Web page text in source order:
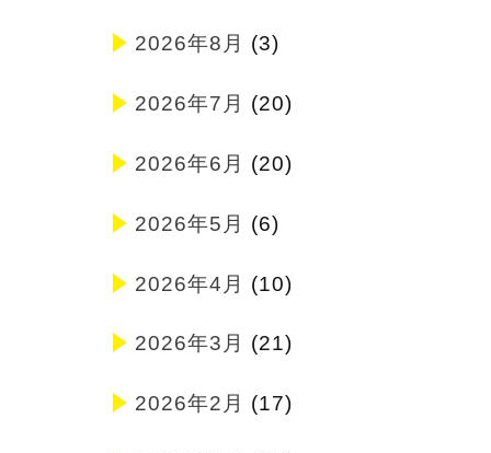
2026年8月 (3)
2026年7月 (20)
2026年6月 (20)
2026年5月 (6)
2026年4月 (10)
2026年3月 (21)
2026年2月 (17)